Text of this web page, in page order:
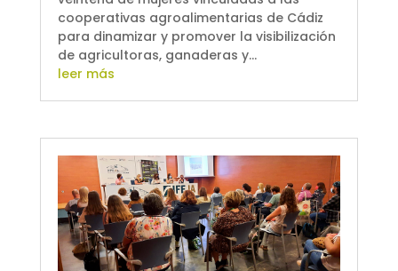
cooperativas agroalimentarias de Cádiz
para dinamizar y promover la visibilización
de agricultoras, ganaderas y...
leer más